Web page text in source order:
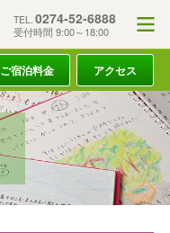
TEL. 0274-52-6888
受付時間 9:00～18:00
ご宿泊料金 アクセス